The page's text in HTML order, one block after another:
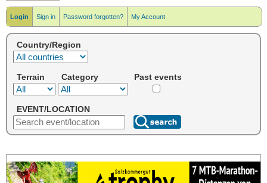
Login Sign in Password forgotten? My Account
Country/Region
Terrain Category Past events
EVENT/LOCATION